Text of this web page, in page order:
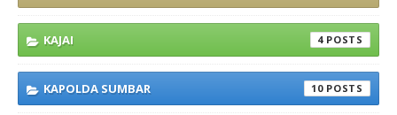
KAJAI 4
KAPOLDA SUMBAR 10